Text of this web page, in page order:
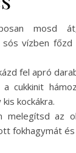
mosd
sós vízben
fel apró
cukkinit
kockákra.
melegítsd az
fokhagymát